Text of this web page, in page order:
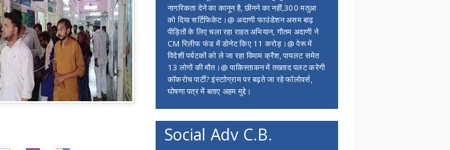
नागरिकता देने का कानून है, छीनने का नहीं,300 मतुआ
को दिया सर्टिफिकेट।@ अदाणी फाउंडेशन असम बाढ़
पीड़ितों के लिए चला रहा राहत अभियान, गौतम अदाणी ने
CM रिलीफ फंड में डोनेट किए 11 करोड़।@ पेरू में
विदेशी पर्यटकों को ले जा रहा विमाम क्रैश, पायलट समेत
13 लोगों की मौत।@ पाकिस्ताकन में तख्ताद पलट करेगी
कॉकरोच पार्टी? इंस्टाोग्राम पर बढ़ते जा रहे फॉलोवर्स,
घोषणा पत्र में बताए अहम मुद्दे।
Social Adv C.B.